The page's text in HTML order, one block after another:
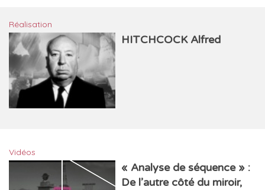
Réalisation
HITCHCOCK Alfred
Vidéos
« Analyse de séquence » :
De l’autre côté du miroir,